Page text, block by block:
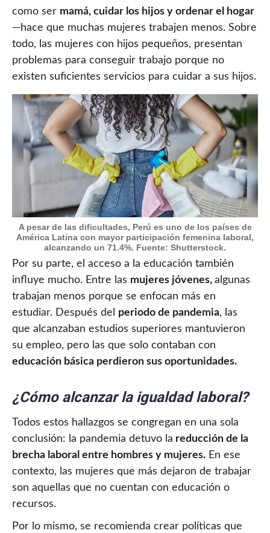
como ser mamá, cuidar los hijos y ordenar el hogar
—hace que muchas mujeres trabajen menos. Sobre
todo, las mujeres con hijos pequeños, presentan
problemas para conseguir trabajo porque no
existen suficientes servicios para cuidar a sus hijos.
A pesar de las dificultades, Perú es uno de los países de
América Latina con mayor participación femenina laboral,
alcanzando un 71.4%. Fuente: Shutterstock.
Por su parte, el acceso a la educación también
influye mucho. Entre las mujeres jóvenes, algunas
trabajan menos porque se enfocan más en
estudiar. Después del periodo de pandemia, las
que alcanzaban estudios superiores mantuvieron
su empleo, pero las que solo contaban con
educación básica perdieron sus oportunidades.
¿Cómo alcanzar la igualdad laboral?
Todos estos hallazgos se congregan en una sola
conclusión: la pandemia detuvo la reducción de la
brecha laboral entre hombres y mujeres. En ese
contexto, las mujeres que más dejaron de trabajar
son aquellas que no cuentan con educación o
recursos.
Por lo mismo, se recomienda crear políticas que